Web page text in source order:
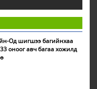
Од шигшээ багийнхаа
оноог авч багаа хожилд